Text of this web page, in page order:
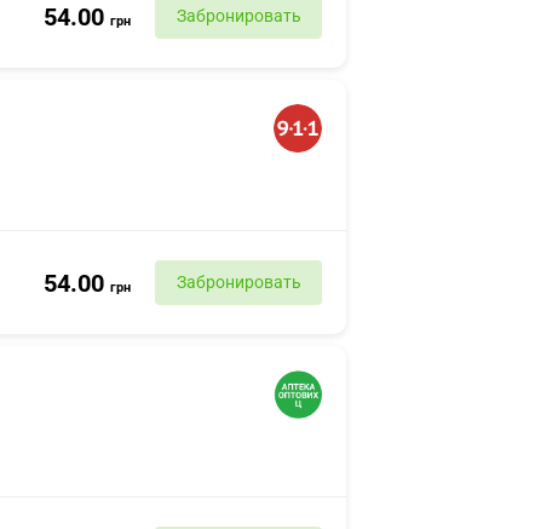
54.00 грн Забронировать
54.00 грн Забронировать